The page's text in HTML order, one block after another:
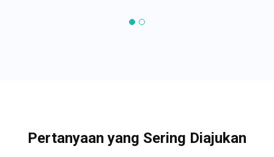
Pertanyaan yang Sering Diajukan